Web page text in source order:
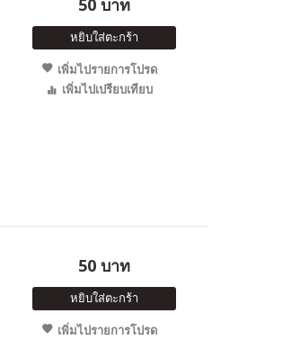
หยิบใส่ตะกร้า
เพิ่มไปรายการโปรด
เพิ่มไปเปรียบเทียบ
50 บาท
หยิบใส่ตะกร้า
เพิ่มไปรายการโปรด